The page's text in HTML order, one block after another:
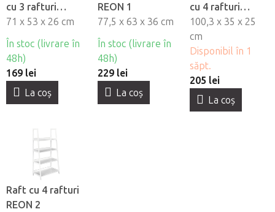
cu 3 rafturi
FIORE 1
71 x 53 x 26 cm
În stoc (livrare în
48h)
169 lei
La coş
REON 1
77,5 x 63 x 36 cm
În stoc (livrare în
48h)
229 lei
La coş
cu 4 rafturi
IMPEROR 2
100,3 x 35 x 25
cm
Disponibil în 1
săpt.
205 lei
La coş
Raft cu 4 rafturi
REON 2